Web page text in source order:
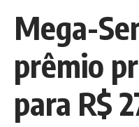
Mega-
prêmio
para R$